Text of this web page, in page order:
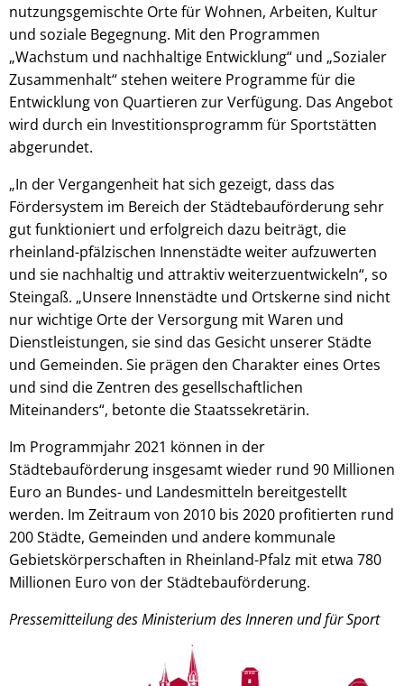
nutzungsgemischte Orte für Wohnen, Arbeiten, Kultur
und soziale Begegnung. Mit den Programmen
„Wachstum und nachhaltige Entwicklung“ und „Sozialer
Zusammenhalt“ stehen weitere Programme für die
Entwicklung von Quartieren zur Verfügung. Das Angebot
wird durch ein Investitionsprogramm für Sportstätten
abgerundet.
„In der Vergangenheit hat sich gezeigt, dass das
Fördersystem im Bereich der Städtebauförderung sehr
gut funktioniert und erfolgreich dazu beiträgt, die
rheinland-pfälzischen Innenstädte weiter aufzuwerten
und sie nachhaltig und attraktiv weiterzuentwickeln“, so
Steingaß. „Unsere Innenstädte und Ortskerne sind nicht
nur wichtige Orte der Versorgung mit Waren und
Dienstleistungen, sie sind das Gesicht unserer Städte
und Gemeinden. Sie prägen den Charakter eines Ortes
und sind die Zentren des gesellschaftlichen
Miteinanders“, betonte die Staatssekretärin.
Im Programmjahr 2021 können in der
Städtebauförderung insgesamt wieder rund 90 Millionen
Euro an Bundes- und Landesmitteln bereitgestellt
werden. Im Zeitraum von 2010 bis 2020 profitierten rund
200 Städte, Gemeinden und andere kommunale
Gebietskörperschaften in Rheinland-Pfalz mit etwa 780
Millionen Euro von der Städtebauförderung.
Pressemitteilung des Ministerium des Inneren und für Sport